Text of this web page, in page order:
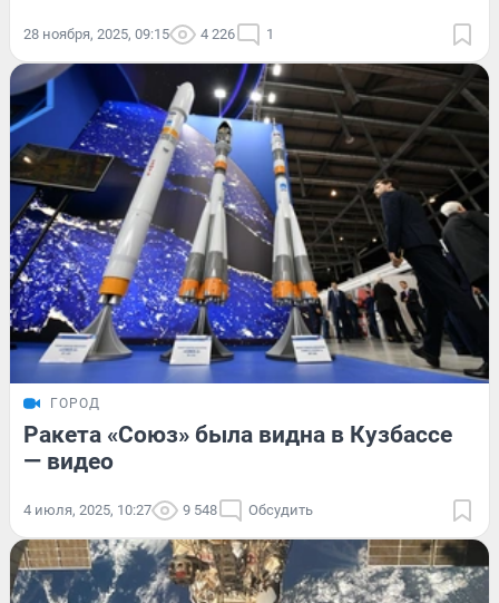
28 ноября, 2025, 09:15 4 226 1
ГОРОД
Ракета «Союз» была видна в Кузбассе
— видео
4 июля, 2025, 10:27 9 548 Обсудить